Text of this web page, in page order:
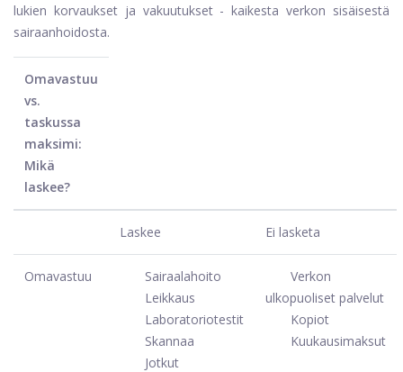
lukien korvaukset ja vakuutukset - kaikesta verkon sisäisestä
sairaanhoidosta.
Omavastuu
vs.
taskussa
maksimi:
Mikä
laskee?
Laskee Ei lasketa
Omavastuu
Sairaalahoito
Leikkaus
Laboratoriotestit
Skannaa
Jotkut
Verkon
ulkopuoliset palvelut
Kopiot
Kuukausimaksut